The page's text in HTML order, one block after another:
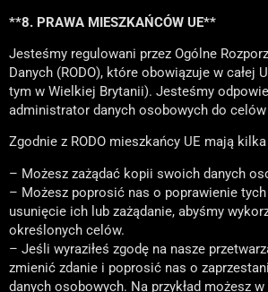
**8. PRAWA MIESZKAŃCÓW UE**
Jesteśmy regulowani przez Ogólne
Danych (RODO), które obowiązuje w całej
tym w Wielkiej Brytanii). Jesteśmy
administrator danych osobowych do celów
Zgodnie z RODO mieszkańcy UE mają
– Możesz zażądać kopii swoich danych
– Możesz poprosić nas o poprawienie
usunięcie ich lub zażądanie, abyśmy
określonych celów.
– Jeśli wyraziłeś zgodę na nasze
zmienić zdanie i poprosić nas o
danych osobowych. Na przykład możesz